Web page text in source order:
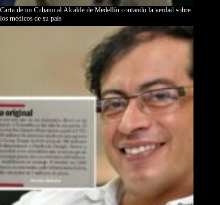
Carta de un Cubano al Alcalde de Medellín contando la verdad sobre
los médicos de su país